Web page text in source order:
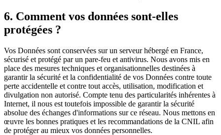
6. Comment vos données sont-elles
protégées ?
Vos Données sont conservées sur un serveur hébergé en France,
sécurisé et protégé par un pare-feu et antivirus. Nous avons mis en
place des mesures techniques et organisationnelles destinées à
garantir la sécurité et la confidentialité de vos Données contre toute
perte accidentelle et contre tout accès, utilisation, modification et
divulgation non autorisé. Compte tenu des particularités inhérentes à
Internet, il nous est toutefois impossible de garantir la sécurité
absolue des échanges d'informations sur ce réseau. Nous mettons en
œuvre les bonnes pratiques et les recommandations de la CNIL afin
de protéger au mieux vos données personnelles.